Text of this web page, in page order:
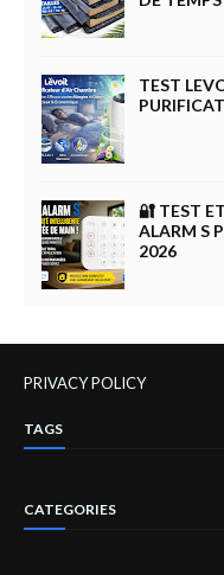
TEST
🔐 TEST
ALARM S
2026
PRIVACY POLICY
TAGS
CATEGORIES